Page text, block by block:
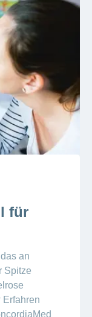
für
an
Spitze
Erfahren